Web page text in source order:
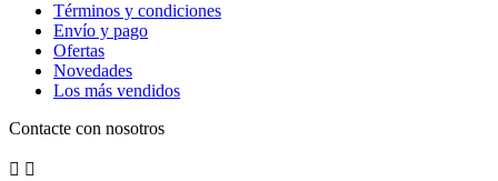
Términos y condiciones
Envío y pago
Ofertas
Novedades
Los más vendidos
Contacte con nosotros
 